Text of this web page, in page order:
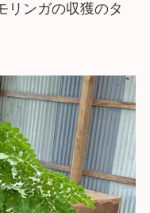
リンガの収獲のタ